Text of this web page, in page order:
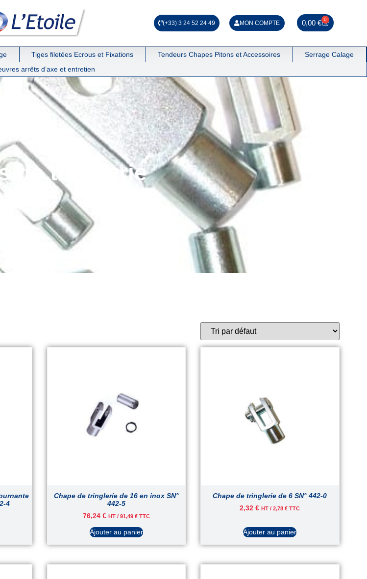
(+33) 3 24 52 24 49 MON COMPTE 0,00€ 0
Tiges filetées Ecrous et Fixations Tendeurs Chapes Pitons et Accessoires
Serrage Calage
arrêts d’axe et entretien
de tringlerie
4
Chape de tringlerie de 16 en inox SN°
442-5
76,24 € HT / 91,49 €TTC
Ajouter au panier
Chape de tringlerie de 6 SN° 442-0
2,32€ HT /2,78€ TTC
Ajouter au panier